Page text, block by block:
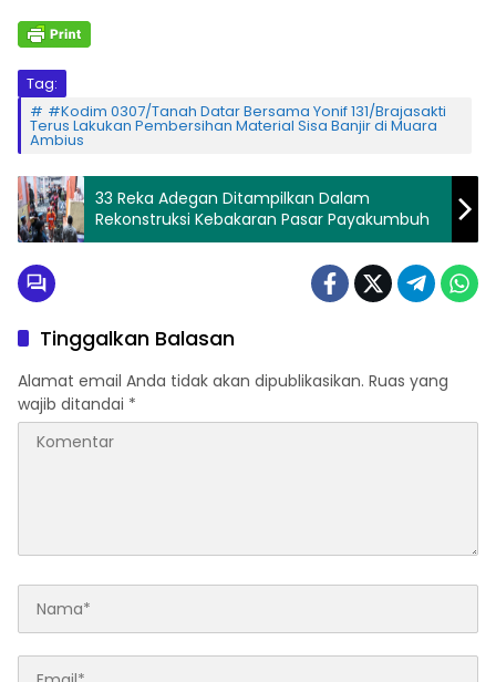
Tag:
#Kodim 0307/Tanah Datar Bersama Yonif 131/Brajasakti
Terus Lakukan Pembersihan Material Sisa Banjir di Muara
Ambius
33 Reka Adegan Ditampilkan Dalam
Rekonstruksi Kebakaran Pasar Payakumbuh
Tinggalkan Balasan
Alamat email Anda tidak akan dipublikasikan. Ruas yang
wajib ditandai *